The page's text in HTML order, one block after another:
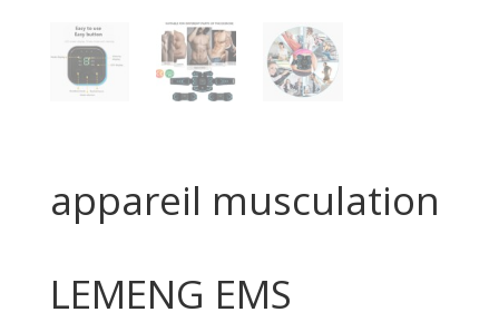
appareil musculation
LEMENG EMS